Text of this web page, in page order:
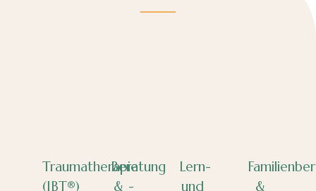
Traumatherapie
(IBT®)
Beratung
& -
Lern-
und
&